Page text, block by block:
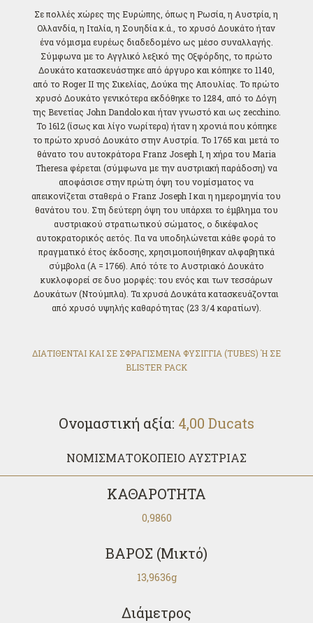
Σε πολλές χώρες της Ευρώπης, όπως η Ρωσία, η Αυστρία, η
Ολλανδία, η Ιταλία, η Σουηδία κ.ά., το χρυσό Δουκάτο ήταν
ένα νόμισμα ευρέως διαδεδομένο ως μέσο συναλλαγής.
Σύμφωνα με το Αγγλικό λεξικό της Οξφόρδης, το πρώτο
Δουκάτο κατασκευάστηκε από άργυρο και κόπηκε το 1140,
από το Roger II της Σικελίας, Δούκα της Απουλίας. Το πρώτο
χρυσό Δουκάτο γενικότερα εκδόθηκε το 1284, από το Δόγη
της Βενετίας John Dandolo και ήταν γνωστό και ως zecchino.
Το 1612 (ίσως και λίγο νωρίτερα) ήταν η χρονιά που κόπηκε
το πρώτο χρυσό Δουκάτο στην Αυστρία. Το 1765 και μετά το
θάνατο του αυτοκράτορα Franz Joseph I, η χήρα του Maria
Theresa φέρεται (σύμφωνα με την αυστριακή παράδοση) να
αποφάσισε στην πρώτη όψη του νομίσματος να
απεικονίζεται σταθερά ο Franz Joseph I και η ημερομηνία του
θανάτου του. Στη δεύτερη όψη του υπάρχει το έμβλημα του
αυστριακού στρατιωτικού σώματος, ο δικέφαλος
αυτοκρατορικός αετός. Για να υποδηλώνεται κάθε φορά το
πραγματικό έτος έκδοσης, χρησιμοποιήθηκαν αλφαβητικά
σύμβολα (A = 1766). Από τότε το Αυστριακό Δουκάτο
κυκλοφορεί σε δυο μορφές: του ενός και των τεσσάρων
Δουκάτων (Ντούμπλα). Τα χρυσά Δουκάτα κατασκευάζονται
από χρυσό υψηλής καθαρότητας (23 3/4 καρατίων).
ΔΙΑΤΙΘΕΝΤΑΙ ΚΑΙ ΣΕ ΣΦΡΑΓΙΣΜΕΝΑ ΦΥΣΙΓΓΙΑ (TUBES) Ή ΣΕ
BLISTER PACK
Ονομαστική αξία: 4,00 Ducats
ΝΟΜΙΣΜΑΤΟΚΟΠΕΙΟ ΑΥΣΤΡΙΑΣ
ΚΑΘΑΡΟΤΗΤΑ
0,9860
ΒΑΡΟΣ (Μικτό)
13,9636g
Διάμετρος